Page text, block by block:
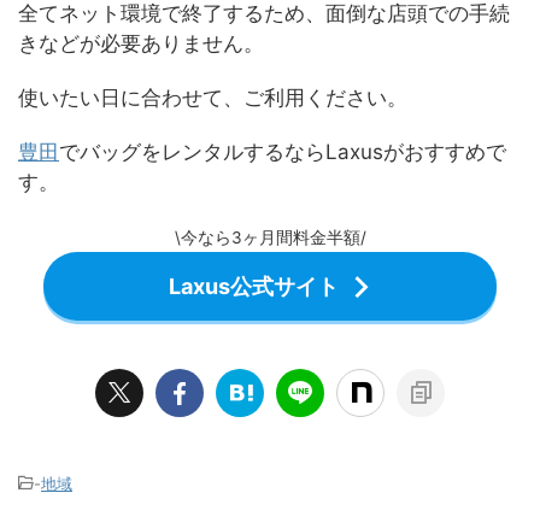
全てネット環境で終了するため、面倒な店頭での手続
きなどが必要ありません。
使いたい日に合わせて、ご利用ください。
豊田 でバッグをレンタルするならLaxusがおすすめで
す。
\今なら3ヶ月間料金半額/
Laxus公式サイト
-地域